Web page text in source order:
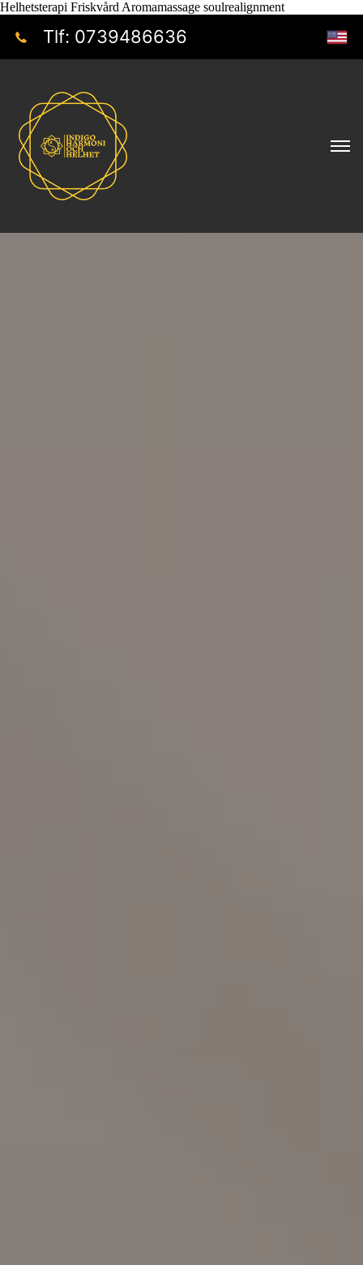
Helhetsterapi Friskvård Aromamassage soulrealignment
Tlf: 0739486636